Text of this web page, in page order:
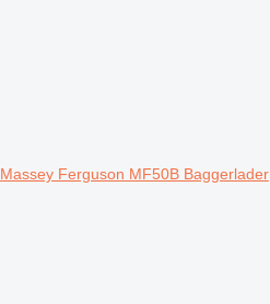
Massey Ferguson MF50B Baggerlader